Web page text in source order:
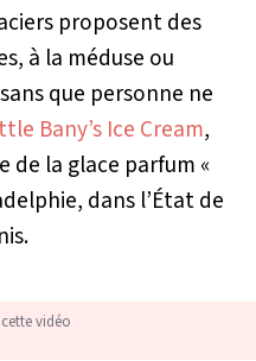
proposent des
à la méduse ou
sans que personne ne
Bany’s Ice Cream,
de la glace parfum «
dans l’État de
vidéo